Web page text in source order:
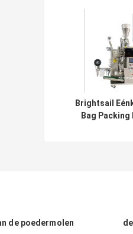
Brightsail
Bag Packing
de poedermolen